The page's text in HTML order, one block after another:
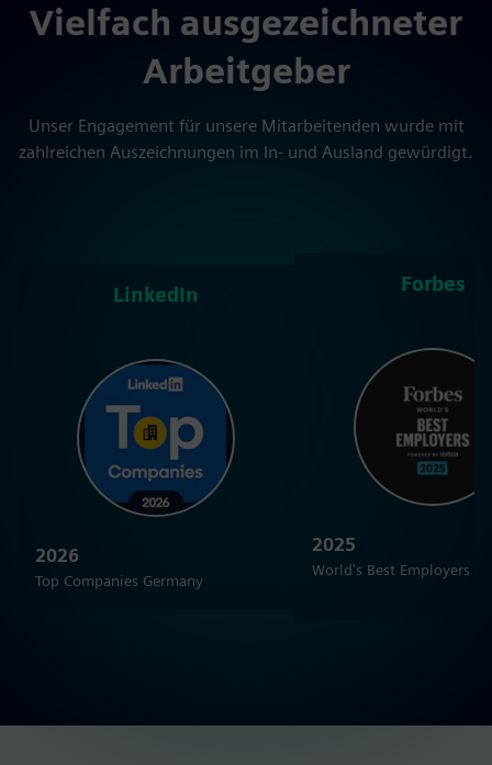
Vielfach ausgezeichneter
Arbeitgeber
Unser Engagement für unsere Mitarbeitenden wurde mit
zahlreichen Auszeichnungen im In- und Ausland gewürdigt.
LinkedIn
2026
Top Companies Germany
Forbes
2025
World's Best Employers